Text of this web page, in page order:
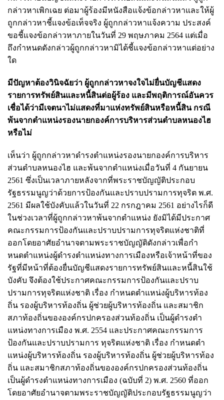
กล่าวหาเพิกเฉย ต่อมาผู้ร้องมีหนังสือแจ้งข้อกล่าวหาและให้ผู้
ถูกกล่าวหาชี้แจงข้อเท็จจริง ผู้ถูกกล่าวหาแจ้งความ ประสงค์
ขอชี้แจงข้อกล่าวหาภายในวันที่ 29 พฤษภาคม 2564 แต่เมื่อ
ถึงกําหนดดังกล่าวผู้ถูกกล่าวหามิได้ชี้แจงข้อกล่าวหาแต่อย่าง
ใด
มีปัญหาต้องวินิจฉัยว่า ผู้ถูกกล่าวหาจงใจไม่ยื่นบัญชีแสดง
รายการทรัพย์สินและหนี้สินต่อผู้ร้อง และมีพฤติการณ์อันควร
เชื่อได้ว่ามีเจตนาไม่แสดงที่มาแห่งทรัพย์สินหรือหนี้สิน กรณี
พ้นจากตําแหน่งรองนายกองค์การบริหารส่วนตําบลหนองไฮ
หรือไม่
เห็นว่า ผู้ถูกกล่าวหาดํารงตําแหน่งรองนายกองค์การบริหาร
ส่วนตําบลหนองไฮ และพ้นจากตําแหน่งเมื่อวันที่ 4 กันยายน
2561 ซึ่งเป็นเวลาภายหลังจากที่พระราชบัญญัติประกอบ
รัฐธรรมนูญว่าด้วยการป้องกันและปราบปรามการทุจริต พ.ศ.
2561 มีผลใช้บังคับแล้วในวันที่ 22 กรกฎาคม 2561 อย่างไรก็ดี
ในช่วงเวลาที่ผู้ถูกกล่าวหาพ้นจากตําแหน่ง ยังมิได้มีประกาศ
คณะกรรมการป้องกันและปราบปรามการทุจริตแห่งชาติที่
ออกโดยอาศัยอํานาจตามพระราชบัญญัติดังกล่าวเพื่อกํา
หนดตําแหน่งผู้ดํารงตําแหน่งทางการเมืองหรือเจ้าหน้าที่ของ
รัฐที่มีหน้าที่ต้องยื่นบัญชีแสดงรายการทรัพย์สินและหนี้สินใช้
บังคับ จึงต้องใช้ประกาศคณะกรรมการป้องกันและปราบ
ปรามการทุจริตแห่งชาติ เรื่อง กําหนดตําแหน่งผู้บริหารท้อง
ถิ่น รองผู้บริหารท้องถิ่น ผู้ช่วยผู้บริหารท้องถิ่น และสมาชิก
สภาท้องถิ่นขององค์กรปกครองส่วนท้องถิ่น เป็นผู้ดํารงตํา
แหน่งทางการเมือง พ.ศ. 2554 และประกาศคณะกรรมการ
ป้องกันและปราบปรามการ ทุจริตแห่งชาติ เรื่อง กําหนดตํา
แหน่งผู้บริหารท้องถิ่น รองผู้บริหารท้องถิ่น ผู้ช่วยผู้บริหารท้อง
ถิ่น และสมาชิกสภาท้องถิ่นขององค์กรปกครองส่วนท้องถิ่น
เป็นผู้ดํารงตําแหน่งทางการเมือง (ฉบับที่ 2) พ.ศ. 2560 ที่ออก
โดยอาศัยอํานาจตามพระราชบัญญัติประกอบรัฐธรรมนูญว่า